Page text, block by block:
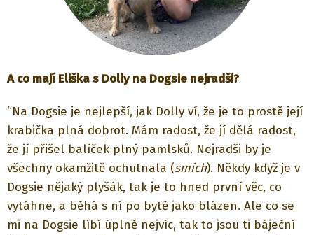
A co mají Eliška s Dolly na Dogsie nejradši?
“Na Dogsie je nejlepší, jak Dolly ví, že je to prostě její
krabička plná dobrot. Mám radost, že jí dělá radost,
že jí přišel balíček plný pamlsků. Nejradši by je
všechny okamžitě ochutnala (smích). Někdy když je v
Dogsie nějaký plyšák, tak je to hned první věc, co
vytáhne, a běhá s ní po bytě jako blázen. Ale co se
mi na Dogsie líbí úplně nejvíc, tak to jsou ti báječní